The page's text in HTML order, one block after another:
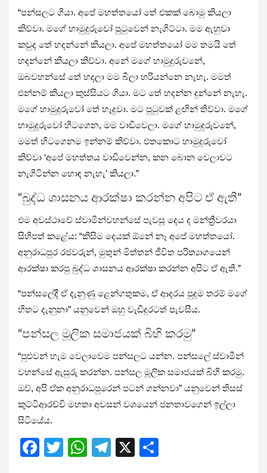
“පන්සලට ගියා. අපේ මහත්තයෝ තේ එකක් බොමු කියලා
කිව්වා. මගේ හාමුදුරුවෝ පුටුවෙන් නැගිට්ටා. මම ඇහුවා
කවුද තේ හදන්නේ කියලා. අපේ මහත්තයෝ මම තමයි තේ
හදන්නේ කියලා කිව්වා. අනේ මගේ හාමුදුරුවනේ,
ඔබවහන්සේ තේ හදලා මම බීලා හරියන්නෙ නැහැ. මමත්
එන්නම් කියලා කුස්සියට ගියා. මට තේ හදන්න දුන්නේ නැහැ.
මගේ හාමුදුරුවෝ තේ හැදුවා. මට පුටුවක් ළඟින් තිව්වා. මගේ
හාමුදුරුවෝ හිටගෙන, මම වාඩිවෙලා. මගේ හාමුදුරුවනේ,
මමත් හිටගෙනම ඉන්නම් කිව්වා. එතකොට හාමුදුරුවෝ
කිව්වා ‘අපේ මහත්තය වාඩිවෙන්න, කන බොන වෙලාවට
නැගිටින්න හොඳ නැහැ’ කියලා.”
“බුද්ධ ශාසනය ආරක්ෂා කරන්න අපිට ඒ ඇති”
එම අවස්ථාවේ ස්වාමීන්වහන්සේ පැවසූ දෙය ද මන්ත්‍රීවරයා
සිහිපත් කළේය: “කිසිම දෙයක් ඕනේ නෑ අපේ මහත්තයෝ.
අනුරාධපුර රජවරුන්, මුතුන් මිත්තන් ජීවිත පරිත්‍යාගයෙන්
ආරක්ෂා කරපු බුද්ධ ශාසනය ආරක්ෂා කරන්න අපිට ඒ ඇති.”
“පන්සලේදී ඒ දැනුණු ළෙන්ගතුකම, ඒ ආදරය පුදුම තරම් මගේ
හිතට දැනුනා” යනුවෙන් ඔහු වැඩිදුරටත් පැවසීය.
“පන්සල මූලික සමාජයක් බිහි කරමු”
“පුළුවන් හැම වෙලාවෙම පන්සලට යන්න. පන්සලේ ස්වාමීන්
වහන්සේ ඇසුරු කරන්න. පන්සල මූලික සමාජයක් බිහි කරමු.
ඔව්, අපි ඒක අනුරාධපුරෙන් පටන් ගන්නවා” යනුවෙන් තිසස්
කුට්ටිආරච්චි මහතා අවසන් වශයෙන් ජනතාවගෙන් ඉල්ලා
සිටියේය.
F
T
W T
X